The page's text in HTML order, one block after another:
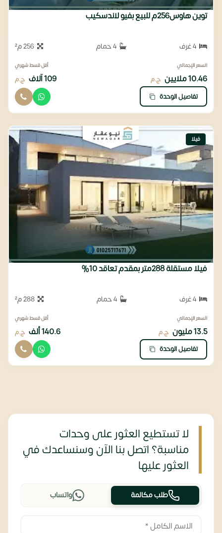
توين هاوس256م للبيع بفيو لاندسكيب
256 م²
السعر الإجمالي
10.46 ملايين ج.م
أقل قسط شهري
109 آلاف ج.م
تفاصيل الوحدة
فيلا
فيلا مستقلة 288متر بمقدم تعاقد 10%
4 حمام 288 م²
السعر الإجمالي
13.5 مليون ج.م
أقل قسط شهري
140.6 ألف ج.م
تفاصيل الوحدة
لا تستطيع العثور على وحدات
مناسبة؟ اتصل بنا الآن وسنساعدك في
العثور عليها
طلب مكالمة واتساب